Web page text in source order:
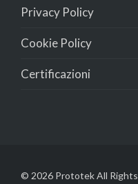
Privacy Policy
Cookie Policy
Certificazioni
© 2026 Prototek All